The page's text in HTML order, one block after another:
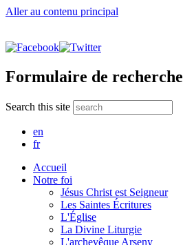
Aller au contenu principal
Formulaire de recherche
Search this site
en
fr
Accueil
Notre foi
Jésus Christ est Seigneur
Les Saintes Écritures
L'Église
La Divine Liturgie
L'archevêque Arseny